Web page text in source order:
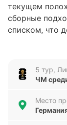
текущем
сборные
списком, что
постараются
Германия
5 тур,
ЧМ
Место